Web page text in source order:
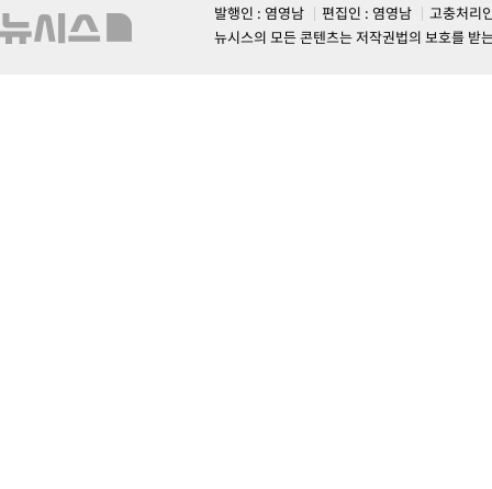
발행인 : 염영남
편집인 : 염영남
고충처리
뉴시스의 모든 콘텐츠는 저작권법의 보호를